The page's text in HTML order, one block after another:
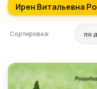
Ирен Витальевна
Сортировка: по